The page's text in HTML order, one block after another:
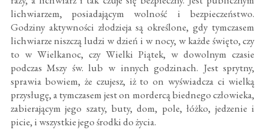
lichwiarzem, posiadającym wolność i bezpieczeństwo.
Godziny aktywności złodzieja są określone, gdy tymczasem
lichwiarze niszczą ludzi w dzień i w nocy, w każde święto, czy
to w Wielkanoc, czy Wielki Piątek, w dowolnym czasie
podczas Mszy św. lub w innych godzinach. Jest sprytny,
sprawia bowiem, że czujesz, iż to on wyświadcza ci wielką
przysługę, a tymczasem jest on mordercą biednego człowieka,
zabierającym jego szaty, buty, dom, pole, łóżko, jedzenie i
picie, i wszystkie jego środki do życia.